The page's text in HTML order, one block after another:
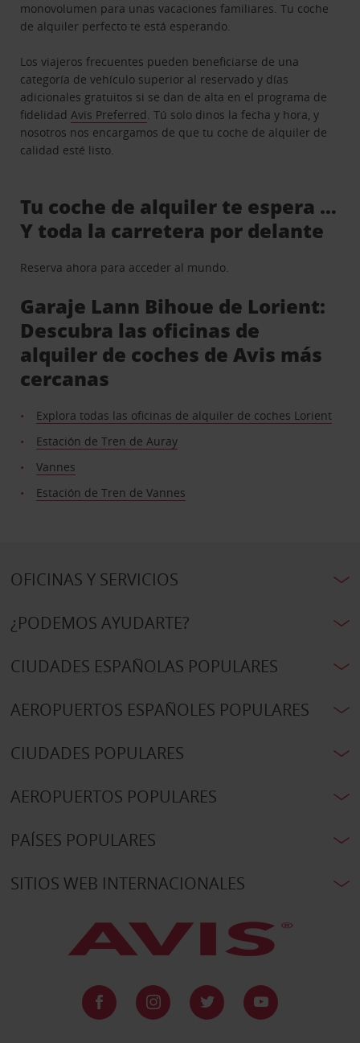
monovolumen para unas vacaciones familiares. Tu coche
de alquiler perfecto te está esperando.
Los viajeros frecuentes pueden beneficiarse de una
categoría de vehículo superior al reservado y días
adicionales gratuitos si se dan de alta en el programa de
fidelidadAvis Preferred. Tú solo dinos la fecha y hora, y
nosotros nos encargamos de que tu coche de alquiler de
calidad esté listo.
Tu coche de alquiler te espera …
Y toda la carretera por delante
Reserva ahora para acceder al mundo.
Garaje Lann Bihoue de Lorient:
Descubra las oficinas de
alquiler de coches de Avis más
cercanas
Explora todas las oficinas de alquiler de coches Lorient
Estación de Tren de Auray
Vannes
Estación de Tren de Vannes
OFICINAS Y SERVICIOS
¿PODEMOS AYUDARTE?
CIUDADES ESPAÑOLAS POPULARES
AEROPUERTOS ESPAÑOLES POPULARES
CIUDADES POPULARES
AEROPUERTOS POPULARES
PAÍSES POPULARES
SITIOS WEB INTERNACIONALES